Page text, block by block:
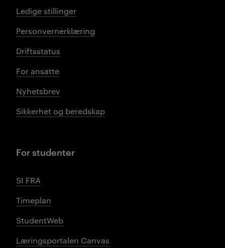
Ledige stillinger
Personvernerklæring
Driftsstatus
For ansatte
Nyhetsbrev
Sikkerhet og beredskap
For studenter
SI FRA
Timeplan
StudentWeb
Læringsportalen Canvas